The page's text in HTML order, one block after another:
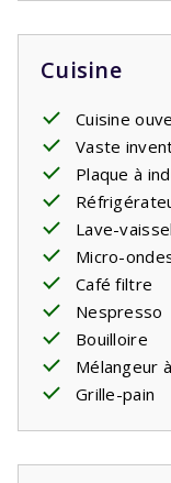
Cuisine
Cuisine
Vaste
Plaque à
Lave-
Micro-
Café filtre
Nespresso
Bouilloire
Mélangeur
Grille-pain